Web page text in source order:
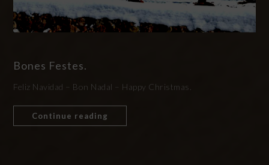
Bones Festes.
Feliz Navidad – Bon Nadal – Happy Christmas.
Continue reading